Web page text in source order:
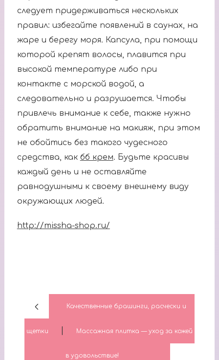
следует придерживаться нескольких
правил: избегайте появлений в саунах, на
жаре и берегу моря. Капсула, при помощи
которой крепят волосы, плавится при
высокой температуре либо при
контакте с морской водой, а
следовательно и разрушается. Чтобы
привлечь внимание к себе, также нужно
обратить внимание на макияж, при этом
не обойтись без такого чудесного
средства, как бб крем. Будьте красивы
каждый день и не оставляйте
равнодушными к своему внешнему виду
окружающих людей.
http://missha-shop.ru/
Качественные брашинги, расчески и
щетки Массажная плитка — уход за кожей
в удовольствие!